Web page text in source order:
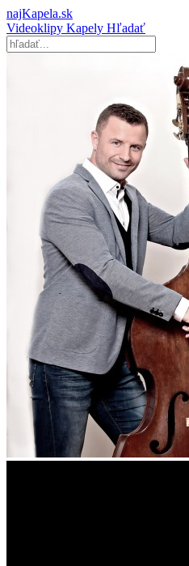
najKapela.sk
Videoklipy Kapely Hľadať